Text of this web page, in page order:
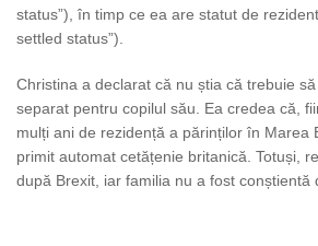
status”), în timp ce ea are statut de
settled status”).
Christina a declarat că nu știa că trebuie
separat pentru copilul său. Ea credea că,
mulți ani de rezidență a părinților în Marea
primit automat cetățenie britanică. Totuși,
după Brexit, iar familia nu a fost conștientă